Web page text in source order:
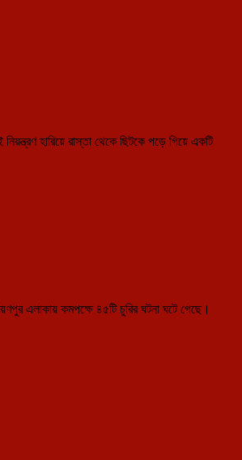
হারিয়ে রাস্তা থেকে ছিটকে পড়ে গিয়ে একটি
এলাকায় কমপক্ষে ৪৫টি চুরির ঘটনা ঘটে গেছে।